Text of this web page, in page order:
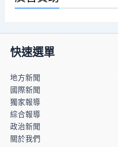
快速選單
地方新聞
國際新聞
獨家報導
綜合報導
政治新聞
關於我們